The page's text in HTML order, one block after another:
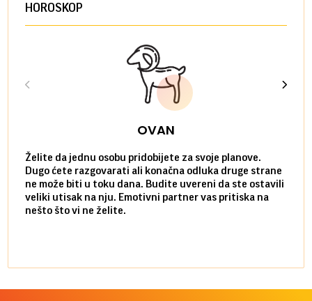
HOROSKOP
OVAN
Želite da jednu osobu pridobijete za svoje planove.
Dugo ćete razgovarati ali konačna odluka druge strane
ne može biti u toku dana. Budite uvereni da ste ostavili
veliki utisak na nju. Emotivni partner vas pritiska na
nešto što vi ne želite.